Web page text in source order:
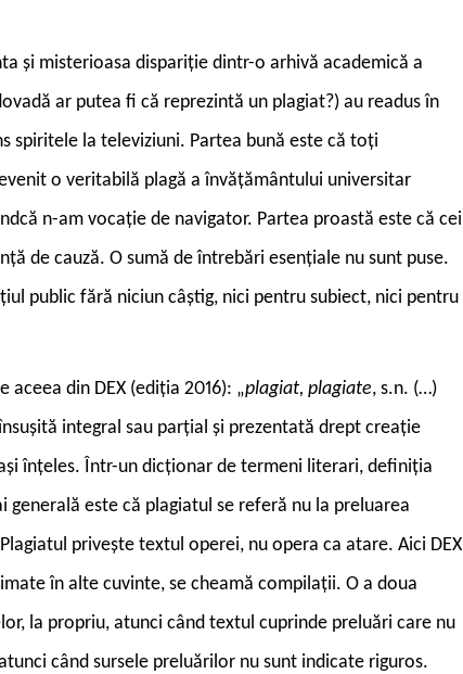
și misterioasa dispariție dintr-o arhivă academică a
ar putea fi că reprezintă un plagiat?) au readus în
spiritele la televiziuni. Partea bună este că toți
o veritabilă plagă a învățământului universitar
n-am vocație de navigator. Partea proastă este că cei
de cauză. O sumă de întrebări esențiale nu sunt puse.
public fără niciun câștig, nici pentru subiect, nici pentru
din DEX (ediția 2016): „plagiat, plagiate, s.n. (…)
integral sau parțial și prezentată drept creație
înțeles. Într-un dicționar de termeni literari, definiția
generală este că plagiatul se referă nu la preluarea
privește textul operei, nu opera ca atare. Aici DEX
în alte cuvinte, se cheamă compilații. O a doua
la propriu, atunci când textul cuprinde preluări care nu
când sursele preluărilor nu sunt indicate riguros.